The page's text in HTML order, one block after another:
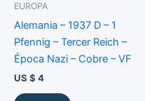
EUROPA
Alemania – 1937 D – 1
Pfennig – Tercer Reich –
Época Nazi – Cobre – VF
US $ 4